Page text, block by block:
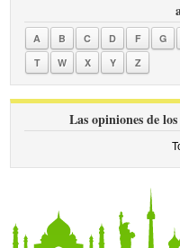
A B C D F G
T
W X Y Z
Las opiniones de